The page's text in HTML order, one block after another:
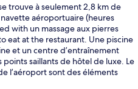
trouve à seulement 2,8 km de
aéroportuaire (heures
with un massage aux pierres
eat at the restaurant. Une piscine
et un centre d’entraînement
saillants de hôtel de luxe. Le
l’aéroport sont des éléments